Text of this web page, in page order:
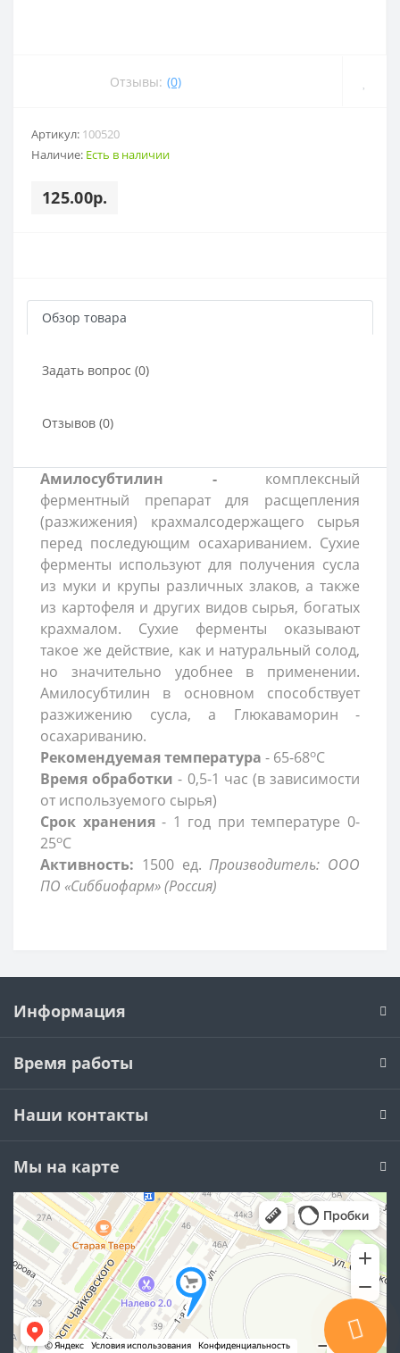
Отзывы: (0)
Артикул: 100520
Наличие: Есть в наличии
125.00р.
Обзор товара
Задать вопрос (0)
Отзывов (0)
Амилосубтилин - комплексный
ферментный препарат для расщепления
(разжижения) крахмалсодержащего сырья
перед последующим осахариванием. Сухие
ферменты используют для получения сусла
из муки и крупы различных злаков, а также
из картофеля и других видов сырья, богатых
крахмалом. Сухие ферменты оказывают
такое же действие, как и натуральный солод,
но значительно удобнее в применении.
Амилосубтилин в основном способствует
разжижению сусла, а Глюкаваморин -
осахариванию.
Рекомендуемая температура - 65-68оС
Время обработки - 0,5-1 час (в зависимости
от используемого сырья)
Срок хранения- 1 год при температуре 0-
25оС
Активность: 1500 ед.Производитель: ООО
ПО «Сиббиофарм» (Россия)
Информация
Время работы
Наши контакты
Мы на карте